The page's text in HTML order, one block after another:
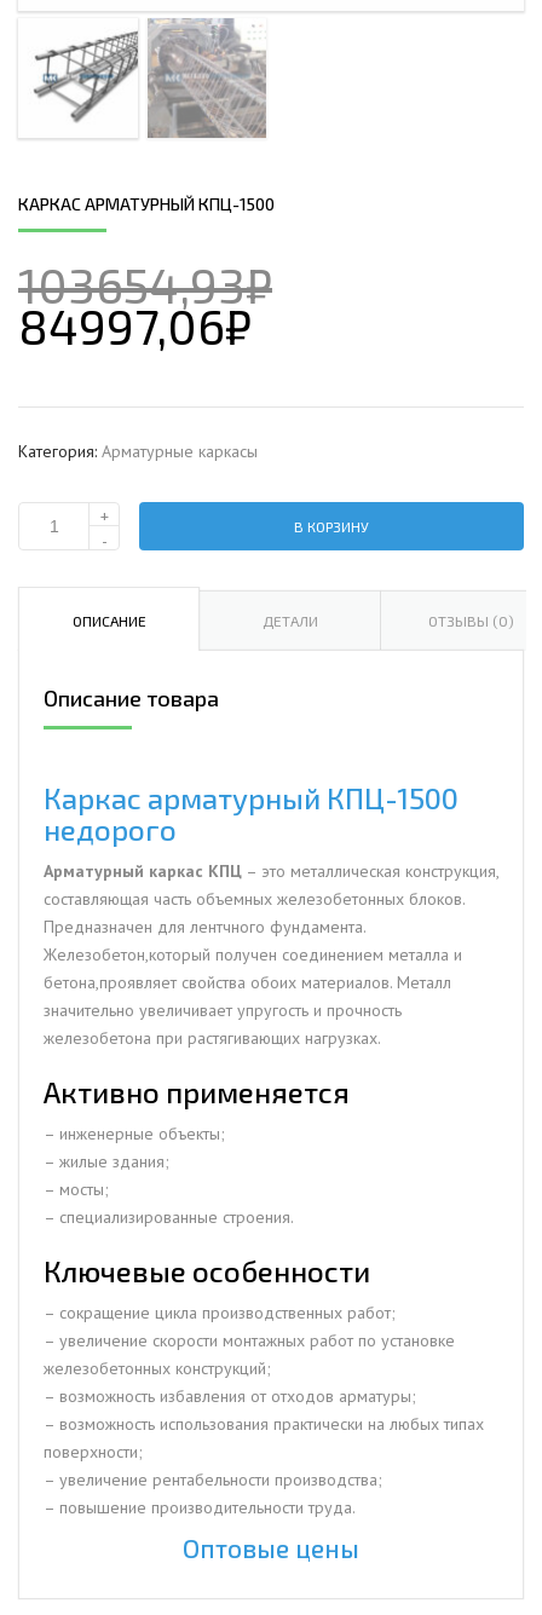
КАРКАС АРМАТУРНЫЙ КПЦ-1500
103654,93₽
84997,06₽
Категория: Арматурные каркасы
Количество
арматурный
КПЦ-1500
+
-
В КОРЗИНУ
ОПИСАНИЕ ДЕТАЛИ ОТЗЫВЫ (0)
Описание товара
Каркас арматурный КПЦ-1500
недорого
Арматурный каркас КПЦ – это металлическая конструкция,
составляющая часть объемных железобетонных блоков.
Предназначен для лентчного фундамента.
Железобетон,который получен соединением металла и
бетона,проявляет свойства обоих материалов. Металл
значительно увеличивает упругость и прочность
железобетона при растягивающих нагрузках.
Активно применяется
– инженерные объекты;
– жилые здания;
– мосты;
– специализированные строения.
Ключевые особенности
– сокращение цикла производственных работ;
– увеличение скорости монтажных работ по установке
железобетонных конструкций;
– возможность избавления от отходов арматуры;
– возможность использования практически на любых типах
поверхности;
– увеличение рентабельности производства;
– повышение производительности труда.
Оптовые цены